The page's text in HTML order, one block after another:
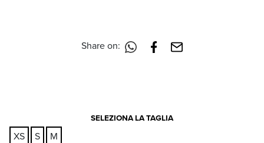
Share on:
SELEZIONA LA TAGLIA
XS S M